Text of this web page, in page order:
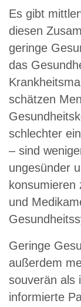
Es gibt
diesen
geringe
das
schätzen
schlechter
– sind
ungesünder
konsumieren
und
Geringe
außerdem
souverän als
informierte